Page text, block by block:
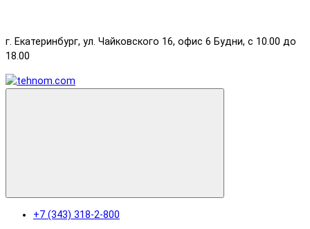
г. Екатеринбург, ул. Чайковского 16, офис 6 Будни, с 10.00 до
18.00
+7 (343) 318-2-800